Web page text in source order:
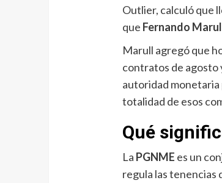
Outlier, calculó que
que Fernando
Marull agregó que
contratos de agosto
autoridad monetaria
totalidad de esos
Qué
La PGNME es un
regula las tenencias